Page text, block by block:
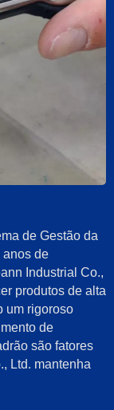
de Gestão da
anos de
Industrial Co.,
produtos de alta
um rigoroso
de
são fatores
Ltd. mantenha